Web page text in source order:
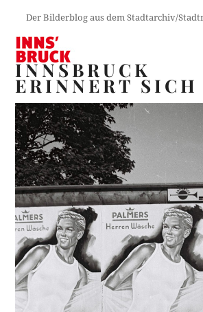
Der Bilderblog aus dem Stadtarchiv/
INNSBRUCK
ERINNERT SICH